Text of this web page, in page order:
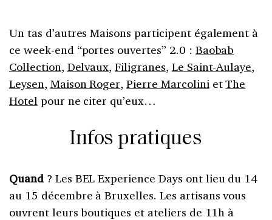
Un tas d’autres Maisons participent également à
ce week-end “portes ouvertes” 2.0 : Baobab
Collection, Delvaux,Filigranes, Le Saint-Aulaye,
Leysen, Maison Roger,Pierre Marcolini etThe
Hotel pour ne citer qu’eux…
Infos pratiques
Quand? Les BEL Experience Days ont lieu du 14
au 15 décembre à Bruxelles. Les artisans vous
ouvrent leurs boutiques et ateliers de 11h à